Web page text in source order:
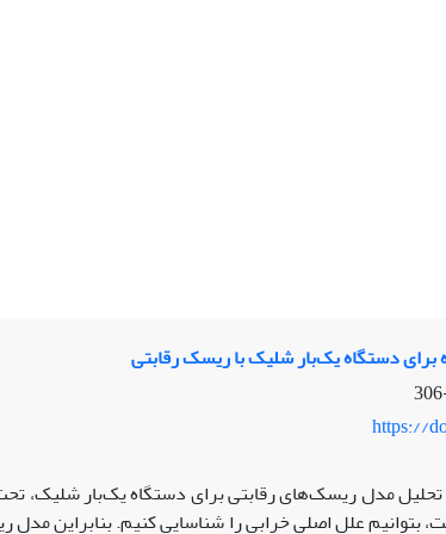
برای دستگاه یک‌بار شلیک با ریسک رقابتی
https://
تحلیل مدل ریسک‌های رقابتی برای دستگاه یک‌بار شلیک،
بتوانیم علل اصلی خرابی را شناسایی کنیم. بنابراین